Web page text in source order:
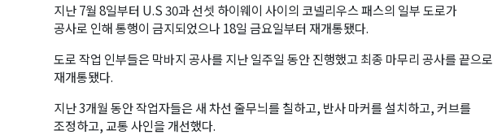
지난 7월 8일부터 U.S 30과 선셋 하이웨이 사이의 코넬리우스 패스의 일부 도로가
공사로 인해 통행이 금지되었으나 18일 금요일부터 재개통됐다.
도로 작업 인부들은 막바지 공사를 지난 일주일 동안 진행했고 최종 마무리 공사를 끝으로
재개통됐다.
지난 3개월 동안 작업자들은 새 차선 줄무늬를 칠하고, 반사 마커를 설치하고, 커브를
조정하고, 교통 사인을 개선했다.